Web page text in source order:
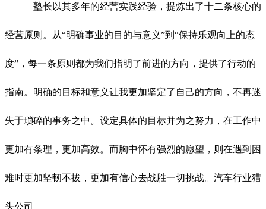
塾长以其多年的经营实践经验，提炼出了十二条核心的
经营原则。从“明确事业的目的与意义”到“保持乐观向上的态
度”，每一条原则都为我们指明了前进的方向，提供了行动的
指南。明确的目标和意义让我更加坚定了自己的方向，不再迷
失于琐碎的事务之中。设定具体的目标并为之努力，在工作中
更加有条理，更加高效。而胸中怀有强烈的愿望，则在遇到困
难时更加坚韧不拔，更加有信心去战胜一切挑战。汽车行业猎
头公司